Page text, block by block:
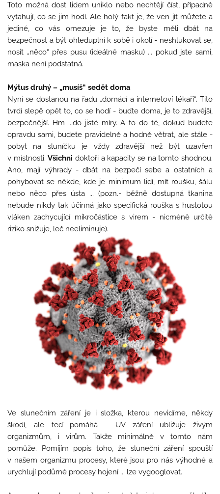
Toto možná dost lidem uniklo nebo nechtějí číst, případně
vytahují, co se jim hodí. Ale holý fakt je, že ven jít můžete a
jediné, co vás omezuje je to, že byste měli dbát na
bezpečnost a být ohleduplní k sobě i okolí - neshlukovat se,
nosit „něco“ přes pusu (ideálně masku) ... pokud jste sami,
maska není podstatná.
Mýtus druhý – „musíš“ sedět doma
Nyní se dostanou na řadu „domácí a internetoví lékaři“. Tito
tvrdí slepě opět to, co se hodí - buďte doma, je to zdravější,
bezpečnější. Hm ...do jisté míry. A to do té, dokud budete
opravdu sami, budete pravidelně a hodně větrat, ale stále -
pobyt na sluníčku je vždy zdravější než být uzavřen
v místnosti.Všichni doktoři a kapacity se na tomto shodnou.
Ano, mají výhrady - dbát na bezpečí sebe a ostatních a
pohybovat se někde, kde je minimum lidí, mít roušku, šálu
nebo něco přes ústa ... (pozn.- běžně dostupná tkanina
nebude nikdy tak účinná jako specifická rouška s hustotou
vláken zachycující mikročástice s virem - nicméně určitě
riziko snižuje, leč neeliminuje).
Ve slunečním záření je i složka, kterou nevidíme, někdy
škodí, ale teď pomáhá - UV záření ubližuje živým
organizmům, i virům. Takže minimálně v tomto nám
pomůže. Pomíjím popis toho, že sluneční záření spouští
v našem organizmu procesy, které jsou pro nás výhodné a
urychlují podůrné procesy hojení ... lze vygooglovat.